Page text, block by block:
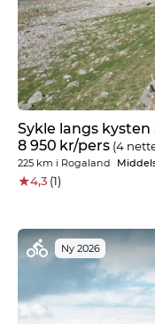
Sykle langs
8 950 kr/pers (4
225 km i Rogaland
★4,3 (1)
Ny 2026